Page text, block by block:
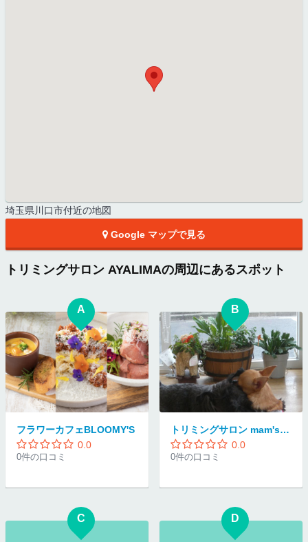
埼玉県川口市付近の地図
Google マップで見る
トリミングサロン AYALIMAの周辺にあるスポット
A
フラワーカフェBLOOMY'S
0.0
0件の口コミ
B
トリミングサロン mam's dog
0.0
0件の口コミ
C D